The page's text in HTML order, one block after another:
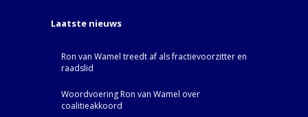
Laatste nieuws
Ron van Wamel treedt af als fractievoorzitter en
raadslid
Woordvoering Ron van Wamel over
coalitieakkoord